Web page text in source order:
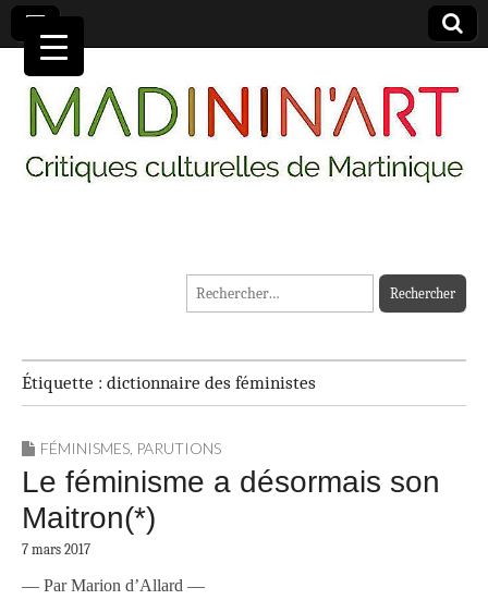
MADININ'ART
Rechercher :
Étiquette : dictionnaire des féministes
FÉMINISMES, PARUTIONS
Le féminisme a désormais son
Maitron(*)
7 mars 2017
— Par Marion d’Allard —